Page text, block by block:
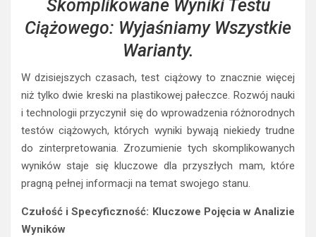
Skomplikowane Wyniki Testu
Ciążowego: Wyjaśniamy Wszystkie
Warianty.
W dzisiejszych czasach, test ciążowy to znacznie więcej
niż tylko dwie kreski na plastikowej pałeczce. Rozwój nauki
i technologii przyczynił się do wprowadzenia różnorodnych
testów ciążowych, których wyniki bywają niekiedy trudne
do zinterpretowania. Zrozumienie tych skomplikowanych
wyników staje się kluczowe dla przyszłych mam, które
pragną pełnej informacji na temat swojego stanu.
Czułość i Specyficzność: Kluczowe Pojęcia w Analizie
Wyników